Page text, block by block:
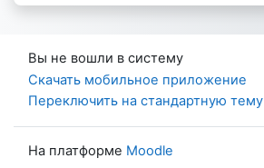
Вы не вошли в систему
Скачать мобильное приложение
Переключить на стандартную тему
На платформе Moodle